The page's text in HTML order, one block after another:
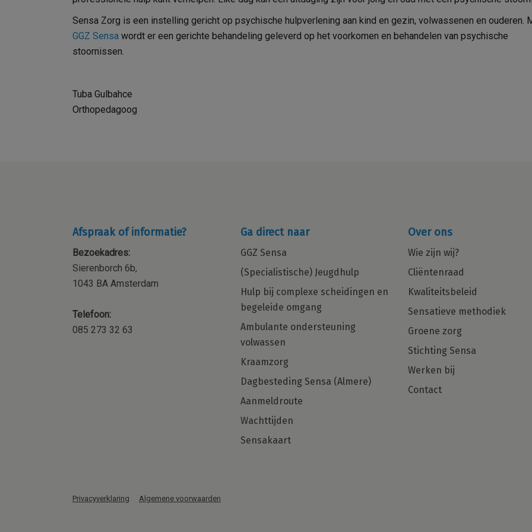
Kraamzorg – Kraamverzorgende in
de regio Amsterdam en omgeving
Word jij onze nieuwe collega voor de
met een zorgHART en net dat
beetje extra gezocht voor Regio
Ben jij die Basis Psycholoog met
hulpverlenershart dan zijn wij op zoek
Sensa Zorg is een instelling gericht op psychische hulpverlening aan kind en gezin, volwassenen en ouderen.
GGZ Sensa wordt er een gerichte behandeling geleverd op het voorkomen en behandelen van psychische
stoornissen.
Tuba Gulbahce
Orthopedagoog
Afspraak of informatie?
Bezoekadres:
Sierenborch 6b,
1043 BA Amsterdam
Telefoon:
085 273 32 63
Ga direct naar
GGZ Sensa
(Specialistische) Jeugdhulp
Hulp bij complexe scheidingen en
begeleide omgang
Ambulante ondersteuning
volwassen
Kraamzorg
Dagbesteding Sensa (Almere)
Aanmeldroute
Wachttijden
Sensakaart
Over ons
Wie zijn wij?
Cliëntenraad
Kwaliteitsbeleid
Sensatieve methodiek
Groene zorg
Stichting Sensa
Werken bij
Contact
Privacyverklaring Algemene voorwaarden